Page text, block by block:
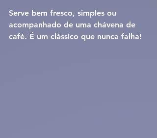
Serve bem fresco, simples ou
acompanhado de uma chávena de
café. É um clássico que nunca falha!